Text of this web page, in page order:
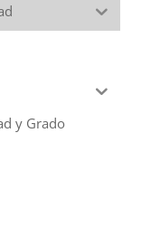
y Grado